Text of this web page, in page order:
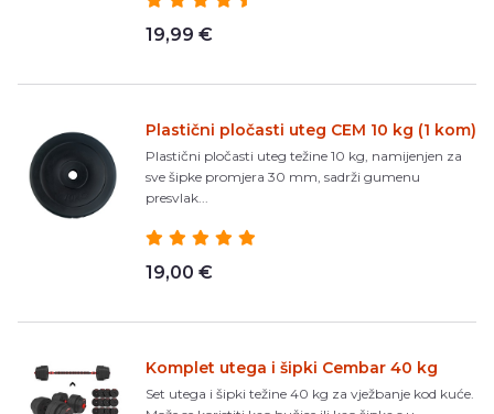
19,99 €
Plastični pločasti uteg CEM 10 kg (1 kom)
Plastični pločasti uteg težine 10 kg, namijenjen za
sve šipke promjera 30 mm, sadrži gumenu
presvlak...
19,00 €
Komplet utega i šipki Cembar 40 kg
Set utega i šipki težine 40 kg za vježbanje kod kuće.